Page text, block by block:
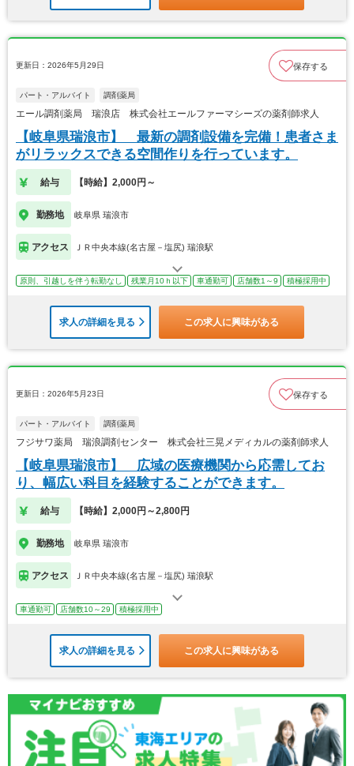
更新日：2026年5月29日 保存する
パート・アルバイト 調剤薬局
エール調剤薬局 瑞浪店 株式会社エールファーマシーズの薬剤師求人
【岐阜県瑞浪市】 最新の調剤設備を完備！患者さま
がリラックスできる空間作りを行っています。
給与 【時給】2,000円～
勤務地 岐阜県 瑞浪市
アクセス ＪＲ中央本線(名古屋－塩尻) 瑞浪駅
原則、引越しを伴う転勤なし 残業月10ｈ以下 車通勤可 店舗数1～9 積極採用中
求人の詳細を見る この求人に興味がある
更新日：2026年5月23日 保存する
パート・アルバイト 調剤薬局
フジサワ薬局 瑞浪調剤センター 株式会社三晃メディカルの薬剤師求人
【岐阜県瑞浪市】 広域の医療機関から応需してお
り、幅広い科目を経験することができます。
給与 【時給】2,000円～2,800円
勤務地 岐阜県 瑞浪市
アクセス ＪＲ中央本線(名古屋－塩尻) 瑞浪駅
車通勤可 店舗数10～29 積極採用中
求人の詳細を見る この求人に興味がある